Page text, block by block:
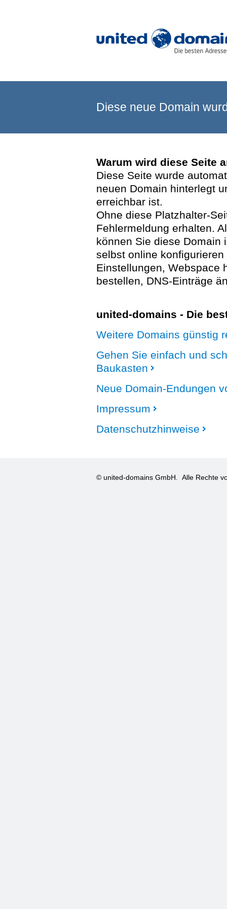
Diese neue Domain
Warum wird diese Seite
Diese Seite wurde
neuen Domain hinterlegt
erreichbar ist.
Ohne diese Platzhalter-
Fehlermeldung erhalten.
können Sie diese Domain
selbst online
Einstellungen, Webspace
bestellen, DNS-Einträge
united-domains - Die
Weitere Domains günstig
Gehen Sie einfach und
Baukasten
Neue Domain-Endungen
Impressum
Datenschutzhinweise
© united-domains GmbH. Alle Rechte